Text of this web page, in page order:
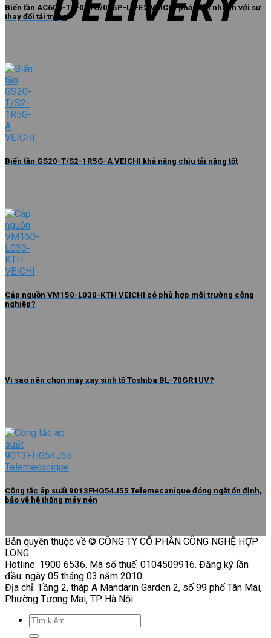
Biến tần AC600-T4-037G/045P-LV-E2 VEICHI phản hồi nhanh với sự
thay đổi tải trọng
Biến tần GS20-T/S2-1R5G-A VEICHI khả năng chịu tải nặng tốt
Cáp nguồn VM150-L030-KTH VEICHI có phù hợp môi trường công
nghiệp?
Vì sao nên chọn máy xay sinh tố Toshiba BL-70GR1UV?
Công tắc áp suất 9013FHG54J55 Telemecanique đóng ngắt ổn định,
bảo vệ hệ thống máy nén
Bản quyền thuộc về © CÔNG TY CỔ PHẦN CÔNG NGHỆ HỢP
LONG.
Hotline: 1900 6536. Mã số thuế: 0104509916. Đăng ký lần
đầu: ngày 05 tháng 03 năm 2010.
Địa chỉ: Tầng 2, tháp A Mandarin Garden 2, số 99 phố Tân Mai,
Phường Tương Mai, TP. Hà Nội.
Tìm
kiếm: